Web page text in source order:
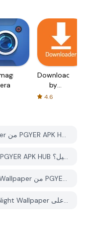
Downloader
by
AFTVnews
4.6
كيف يمكنني تحميل Rainy Night Wallpaper من PGYER APK HUB؟
هل التطبيق Rainy Night Wallpaper على PGYER APK HUB مجاني للتحميل؟
هل أحتاج إلى حساب لتحميل Rainy Night Wallpaper من PGYER APK HUB؟
كيف يمكنني الإبلاغ عن مشكلة في Rainy Night Wallpaper على PGYER APK HUB؟